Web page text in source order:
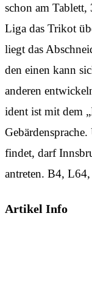
schon am Tablett,
Liga das Trikot
liegt das
den einen kann
anderen
ident ist mit dem
findet, darf
antreten. B4,
Artikel Info